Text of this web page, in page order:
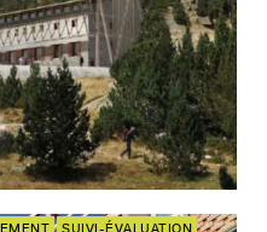
SUIVI-ÉVALUATION